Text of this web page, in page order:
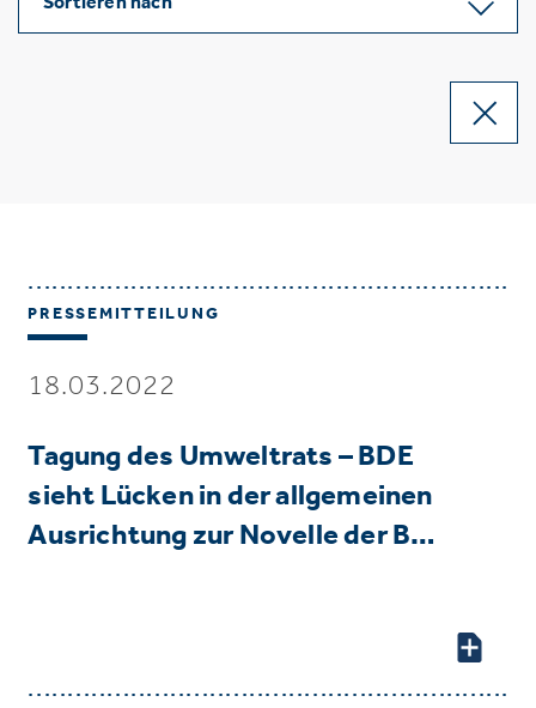
PRESSEMITTEILUNG
18.03.2022
Tagung des Umweltrats – BDE
sieht Lücken in der allgemeinen
Ausrichtung zur Novelle der B…